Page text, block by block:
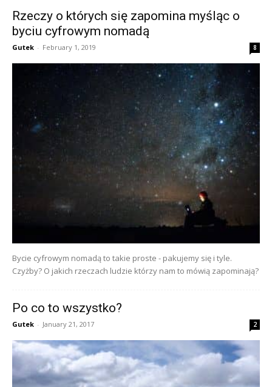
Rzeczy o których się zapomina myśląc o
byciu cyfrowym nomadą
Gutek - February 1, 2019 8
Bycie cyfrowym nomadą to takie proste - pakujemy się i tyle.
Czyżby? O jakich rzeczach ludzie którzy nam to mówią zapominają?
Po co to wszystko?
Gutek - January 21, 2017 2